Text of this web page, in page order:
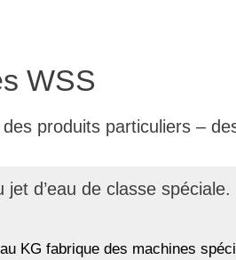
WSS
produits particuliers –
d’eau de classe spéciale.
KG fabrique des machines